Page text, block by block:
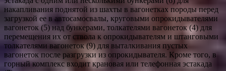
накапливания поднятой из шахты в вагонетках породы перед
загрузкой ее в автосамосвалы, круговыми опрокидывателями
вагонеток (5) над бункерами, толкателями вагонеток (4) для
перемещения их от ствола к опрокидывателям и штанговыми
толкателями вагонеток (9) для выталкивания пустых
вагонеток после разгрузки из опрокидывателя. Кроме того, в
горный комплекс входит крановая или телефонная эстакада